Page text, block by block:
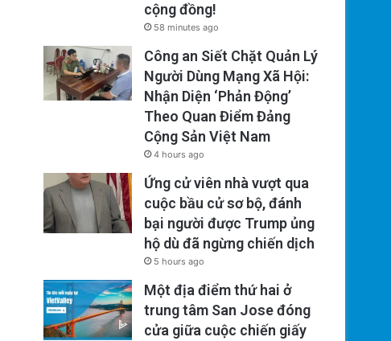
cộng đồng!
58 minutes ago
Công an Siết Chặt Quản Lý
Người Dùng Mạng Xã Hội:
Nhận Diện ‘Phản Động’
Theo Quan Điểm Đảng
Cộng Sản Việt Nam
4 hours ago
Ứng cử viên nhà vượt qua
cuộc bầu cử sơ bộ, đánh
bại người được Trump ủng
hộ dù đã ngừng chiến dịch
5 hours ago
Một địa điểm thứ hai ở
trung tâm San Jose đóng
cửa giữa cuộc chiến giấy